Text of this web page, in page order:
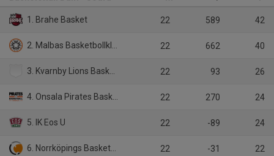
1. Brahe Basket 22 589 42
2. Malbas Basketbollklubb 22 662 40
3. Kvarnby Lions Basketklubb 22 93 26
4. Onsala Pirates Basketboll Klubb 22 270 24
5. IK Eos U 22 -89 24
6. Norrköpings Basketförening 22 -31 22